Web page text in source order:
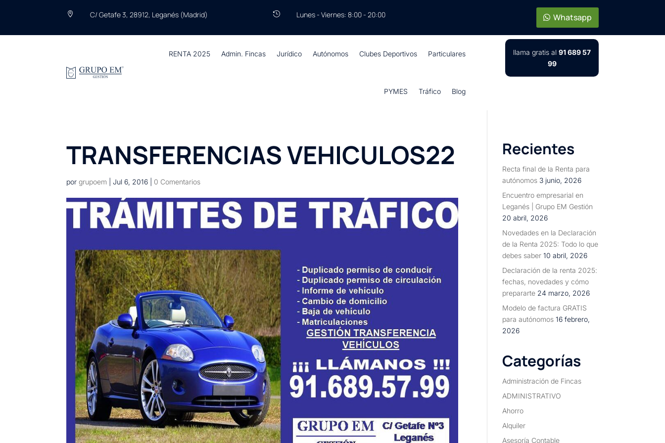
 C/ Getafe 3, 28912, Leganés (Madrid)  Lunes - Viernes: 8:00 - 20:00 Whatsapp
RENTA 2025 Admin. Fincas Jurídico Autónomos Clubes Deportivos Particulares
PYMES Tráfico Blog
llama gratis al91 689 57
99
TRANSFERENCIAS VEHICULOS22
porgrupoem |Jul 6, 2016 0 Comentarios
Recientes
Recta final de la Renta para
autónomos 3 junio, 2026
Encuentro empresarial en
Leganés | Grupo EM Gestión
20 abril, 2026
Novedades en la Declaración
de la Renta 2025: Todo lo que
debes saber 10 abril, 2026
Declaración de la renta 2025:
fechas, novedades y cómo
prepararte 24 marzo, 2026
Modelo de factura GRATIS
para autónomos 16 febrero,
2026
Categorías
Administración de Fincas
ADMINISTRATIVO
Ahorro
Alquiler
Asesoría Contable